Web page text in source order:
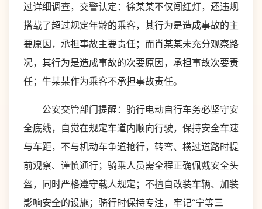
过详细调查，交警认定：徐某某不仅闯红灯，还违规
搭载了超过规定年龄的乘客，其行为是造成事故的主
要原因，承担事故主要责任；而肖某某未充分观察路
况，其行为是造成事故的次要原因，承担事故次要责
任；牛某某作为乘客不承担事故责任。
公安交管部门提醒：骑行电动自行车务必坚守安
全底线，自觉在规定车道内顺向行驶，保持安全车速
与车距，不与机动车争道抢行，转弯、横过道路时提
前观察、谨慎通行；骑乘人员需全程正确佩戴安全头
盔，同时严格遵守载人规定；不擅自改装车辆、加装
影响安全的设施；骑行时保持专注，牢记“宁等三